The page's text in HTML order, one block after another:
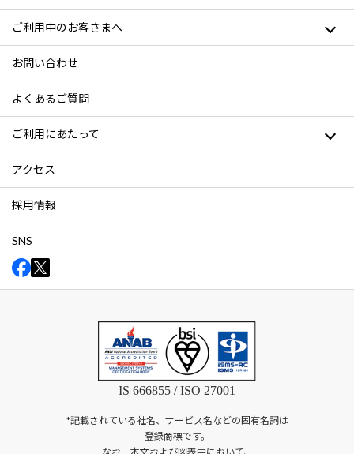
ご利用中のお客さまへ
お問い合わせ
よくあるご質問
ご利用にあたって
アクセス
採用情報
SNS
IS 666855 / ISO 27001
*記載されている社名、サービス名などの固有名詞は
登録商標です。